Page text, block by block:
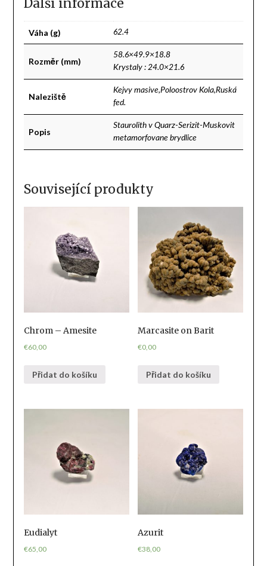
Další informace
Váha (g) 62.4
Rozměr (mm)
58.6×49.9×18.8
Krystaly : 24.0×21.6
Naleziště
Kejvy masive,Poloostrov Kola,Ruská
fed.
Popis
Staurolith v Quarz-Serizit-Muskovit
metamorfovane brydlice
Související produkty
Chrom – Amesite
€60,00
Přidat do košíku
Marcasite on Barit
€0,00
Přidat do košíku
Eudialyt
€65,00
Azurit
€38,00